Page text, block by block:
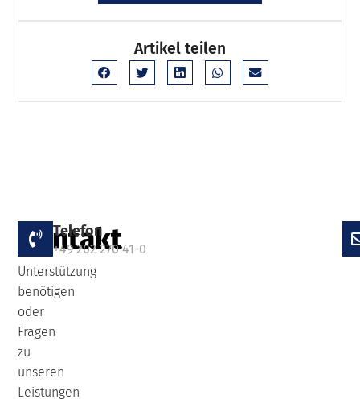
Artikel teilen
Kontakt
Falls
Sie
Unterstützung
benötigen
oder
Fragen
zu
unseren
Leistungen
Telefon
+49 202 270 41-0